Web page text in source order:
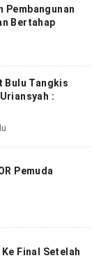
Pembangunan
Bertahap
Bulu Tangkis
:
Pemuda
Final Setelah